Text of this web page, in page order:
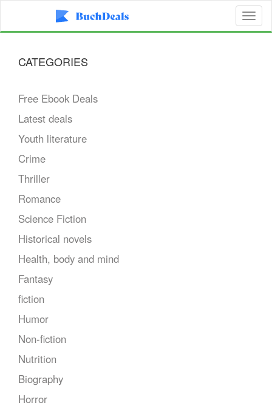
CATEGORIES
Free Ebook Deals
Latest deals
Youth literature
Crime
Thriller
Romance
Science Fiction
Historical novels
Health, body and mind
Fantasy
fiction
Humor
Non-fiction
Nutrition
Biography
Horror